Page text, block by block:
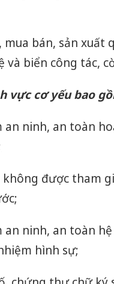
mua bán, sản xuất
biển công tác,
vực cơ yếu bao
an ninh, an toàn
không được tham
an ninh, an toàn
hình sự;